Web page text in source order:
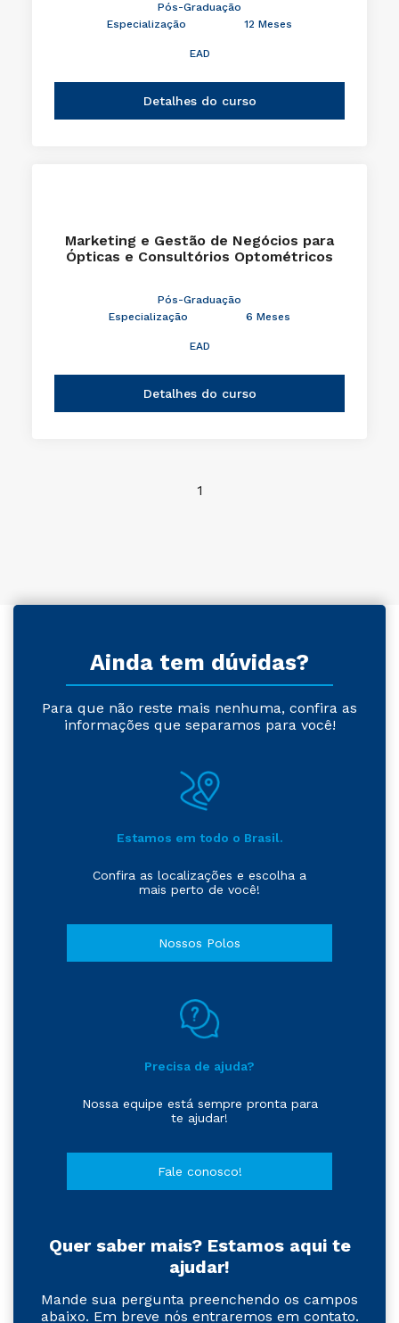
Pós-Graduação
Especialização
12 Meses
EAD
Detalhes do curso
Marketing e Gestão de Negócios para
Ópticas e Consultórios Optométricos
Pós-Graduação
Especialização
6 Meses
EAD
Detalhes do curso
1
Ainda tem dúvidas?
Para que não reste mais nenhuma, confira as
informações que separamos para você!
Estamos em todo o Brasil.
Confira as localizações e escolha a
mais perto de você!
Nossos Polos
Precisa de ajuda?
Nossa equipe está sempre pronta para
te ajudar!
Fale conosco!
Quer saber mais? Estamos aqui te
ajudar!
Mande sua pergunta preenchendo os campos
abaixo. Em breve nós entraremos em contato.